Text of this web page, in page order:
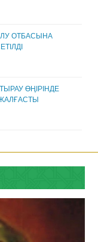
ОТБАСЫНА
ӨҢІРІНДЕ